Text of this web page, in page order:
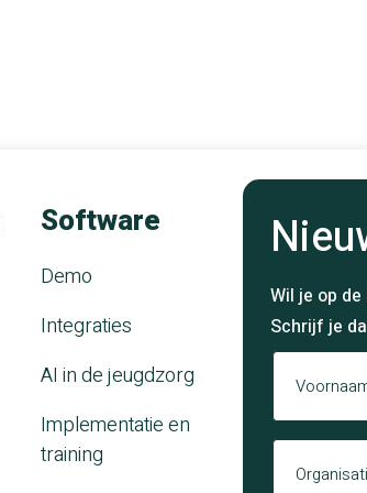
Software
Demo
Integraties
AI in de jeugdzorg
Implementatie en
training
Wil je op
Schrijf je
Naam
Voornaam
Organisatie